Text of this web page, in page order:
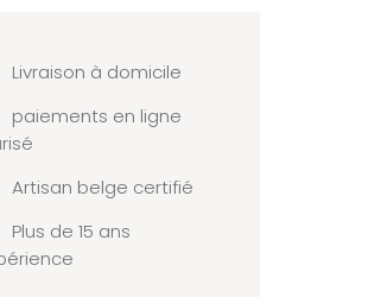
Livraison à domicile
paiements en ligne
Artisan belge certifié
Plus de 15 ans